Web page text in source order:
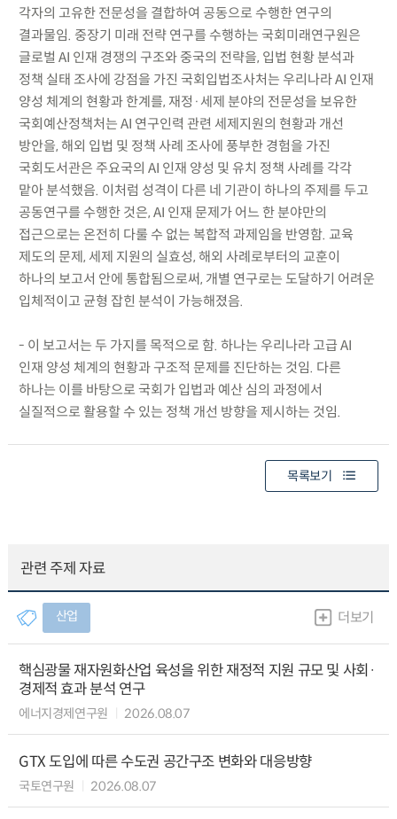
각자의 고유한 전문성을 결합하여 공동으로 수행한 연구의
결과물임. 중장기 미래 전략 연구를 수행하는 국회미래연구원은
글로벌 AI 인재 경쟁의 구조와 중국의 전략을, 입법 현황 분석과
정책 실태 조사에 강점을 가진 국회입법조사처는 우리나라 AI 인재
양성 체계의 현황과 한계를, 재정·세제 분야의 전문성을 보유한
국회예산정책처는 AI 연구인력 관련 세제지원의 현황과 개선
방안을, 해외 입법 및 정책 사례 조사에 풍부한 경험을 가진
국회도서관은 주요국의 AI 인재 양성 및 유치 정책 사례를 각각
맡아 분석했음. 이처럼 성격이 다른 네 기관이 하나의 주제를 두고
공동연구를 수행한 것은, AI 인재 문제가 어느 한 분야만의
접근으로는 온전히 다룰 수 없는 복합적 과제임을 반영함. 교육
제도의 문제, 세제 지원의 실효성, 해외 사례로부터의 교훈이
하나의 보고서 안에 통합됨으로써, 개별 연구로는 도달하기 어려운
입체적이고 균형 잡힌 분석이 가능해졌음.
- 이 보고서는 두 가지를 목적으로 함. 하나는 우리나라 고급 AI
인재 양성 체계의 현황과 구조적 문제를 진단하는 것임. 다른
하나는 이를 바탕으로 국회가 입법과 예산 심의 과정에서
실질적으로 활용할 수 있는 정책 개선 방향을 제시하는 것임.
목록보기
관련 주제 자료
산업 더보기
핵심광물 재자원화산업 육성을 위한 재정적 지원 규모 및 사회·
경제적 효과 분석 연구
에너지경제연구원 2026.08.07
GTX 도입에 따른 수도권 공간구조 변화와 대응방향
국토연구원 2026.08.07